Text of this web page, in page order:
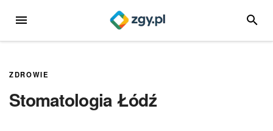
MENU
ZDROWIE
Stomatologia Łódź